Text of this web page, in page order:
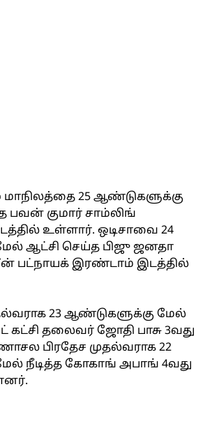
மாநிலத்தை 25 ஆண்டுகளுக்கு
பவன் குமார் சாம்லிங்
உள்ளார். ஒடிசாவை 24
ஆட்சி செய்த பிஜு ஜனதா
பட்நாயக் இரண்டாம் இடத்தில்
23 ஆண்டுகளுக்கு மேல்
கட்சி தலைவர் ஜோதி பாசு 3வது
பிரதேச முதல்வராக 22
நீடித்த கோகாங் அபாங் 4வது